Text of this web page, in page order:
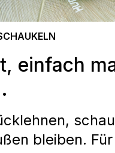
einfach
bleiben.